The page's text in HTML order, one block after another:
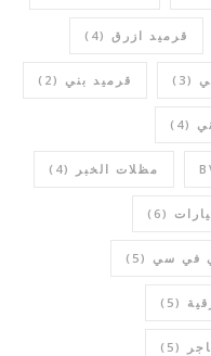
قرميد ازرق (4)
(3) قرميد بني (2)
(4)
مظلات الخبر (4)
(6)
في سي (5)
(5)
(5)